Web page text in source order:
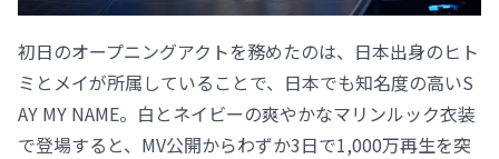
初日のオープニングアクトを務めたのは、日本出身のヒト
ミとメイが所属していることで、日本でも知名度の高いS
AY MY NAME。白とネイビーの爽やかなマリンルック衣装
で登場すると、MV公開からわずか3日で1,000万再生を突